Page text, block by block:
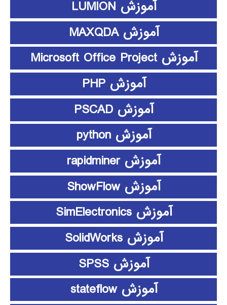
آموزش LUMION
آموزش MAXQDA
آموزش Microsoft Office Project
آموزش PHP
آموزش PSCAD
آموزش python
آموزش rapidminer
آموزش ShowFlow
آموزش SimElectronics
آموزش SolidWorks
آموزش SPSS
آموزش stateflow